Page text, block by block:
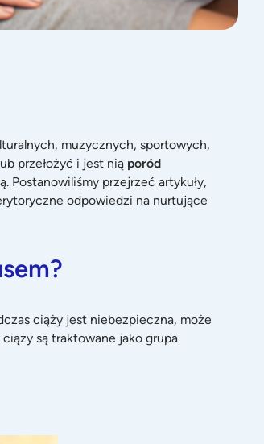
muzycznych, sportowych,
przełożyć i jest nią poród
Postanowiliśmy przejrzeć artykuły,
odpowiedzi na nurtujące
ciąży jest niebezpieczna, może
są traktowane jako grupa